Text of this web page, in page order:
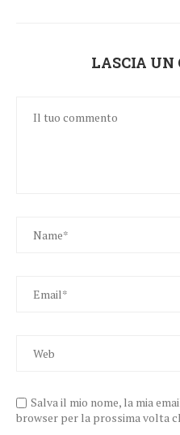
LASCIA UN
Salva il mio nome, la mia
browser per la prossima volta